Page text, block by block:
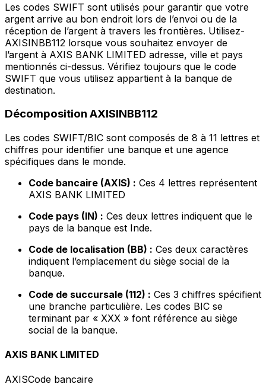
Les codes SWIFT sont utilisés pour garantir que votre
argent arrive au bon endroit lors de l’envoi ou de la
réception de l’argent à travers les frontières. Utilisez-
AXISINBB112 lorsque vous souhaitez envoyer de
l’argent à AXIS BANK LIMITED adresse, ville et pays
mentionnés ci-dessus. Vérifiez toujours que le code
SWIFT que vous utilisez appartient à la banque de
destination.
Décomposition AXISINBB112
Les codes SWIFT/BIC sont composés de 8 à 11 lettres et
chiffres pour identifier une banque et une agence
spécifiques dans le monde.
Code bancaire (AXIS) : Ces 4 lettres représentent
AXIS BANK LIMITED
Code pays (IN) : Ces deux lettres indiquent que le
pays de la banque est Inde.
Code de localisation (BB) : Ces deux caractères
indiquent l’emplacement du siège social de la
banque.
Code de succursale (112) : Ces 3 chiffres spécifient
une branche particulière. Les codes BIC se
terminant par « XXX » font référence au siège
social de la banque.
AXIS BANK LIMITED
AXISCode bancaire